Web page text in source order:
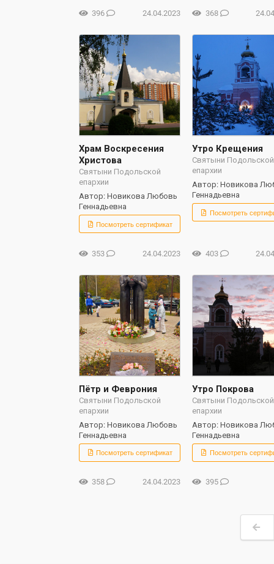
24.04.2023
396 368
Храм Воскресения
Христова
Святыни Подольской
епархии
Автор: Новикова Любовь
Геннадьевна
Посмотреть сертификат
24.04.2023
353
Утро Крещения
Святыни Подольской
епархии
Автор: Новикова
Геннадьевна
Посмотреть
403
Пётр и Феврония
Святыни Подольской
епархии
Автор: Новикова Любовь
Геннадьевна
Посмотреть сертификат
24.04.2023
358
Утро Покрова
Святыни Подольской
епархии
Автор: Новикова
Геннадьевна
Посмотреть
395